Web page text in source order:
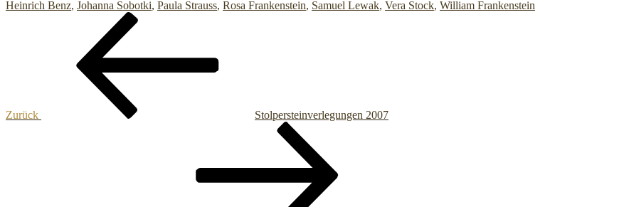
Heinrich Benz, Johanna Sobotki, Paula Strauss, Rosa Frankenstein, Samuel Lewak, Vera Stock, William Frankenstein
Beitragsnavigation
Zurück
Stolpersteinverlegungen 2007